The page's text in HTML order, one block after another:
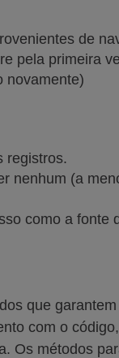
de
pela primeira
novamente)
registros.
nenhum (a
como a fonte
que
com o
Os métodos